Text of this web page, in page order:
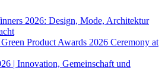
2026: Design, Mode, Architektur
| Innovation, Gemeinschaft und